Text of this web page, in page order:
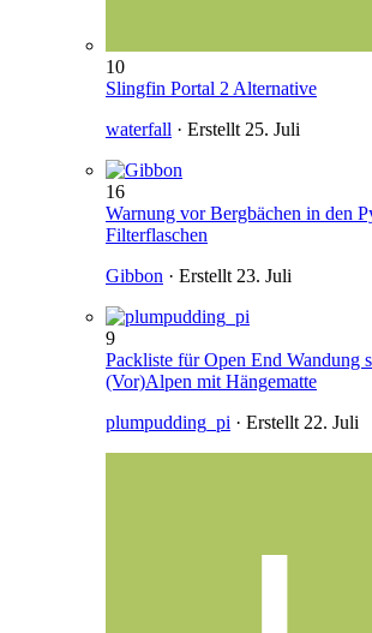
10
Slingfin Portal 2 Alternative
waterfall · Erstellt 25. Juli
16
Warnung vor Bergbächen in den
Filterflaschen
Gibbon · Erstellt 23. Juli
9
Packliste für Open End Wandung
(Vor)Alpen mit Hängematte
plumpudding_pi · Erstellt 22. Juli